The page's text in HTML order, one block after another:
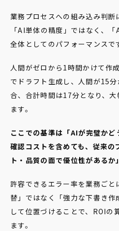
業務プロセスへの組み込み判断
「AI単体の精度」ではなく、
全体としてのパフォーマンスで
人間がゼロから1時間かけて作
でドラフト生成し、人間が15
合、合計時間は17分となり、
ます。
ここでの基準は「AIが完璧か
確認コストを含めても、従来の
ト・品質の面で優位性がある
許容できるエラー率を業務ご
替」ではなく「強力な下書き作
して位置づけることで、ROIの
ます。